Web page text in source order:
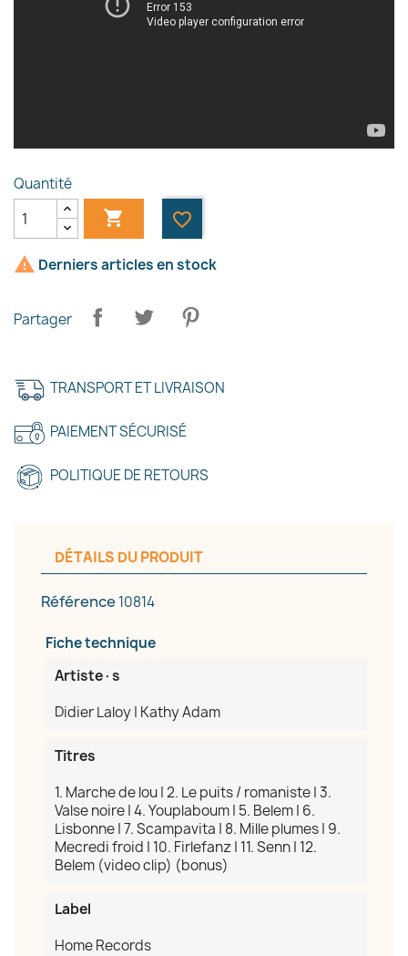
Quantité
 favorite_border
 Derniers articles en stock
Partager
TRANSPORT ET LIVRAISON
PAIEMENT SÉCURISÉ
POLITIQUE DE RETOURS
DÉTAILS DU PRODUIT
Référence 10814
Fiche technique
Artiste·s
Didier Laloy | Kathy Adam
Titres
1. Marche de lou | 2. Le puits / romaniste | 3.
Valse noire | 4. Youplaboum | 5. Belem | 6.
Lisbonne | 7. Scampavita | 8. Mille plumes | 9.
Mecredi froid | 10. Firlefanz | 11. Senn | 12.
Belem (video clip) (bonus)
Label
Home Records
Annuler Créer une liste d'envies